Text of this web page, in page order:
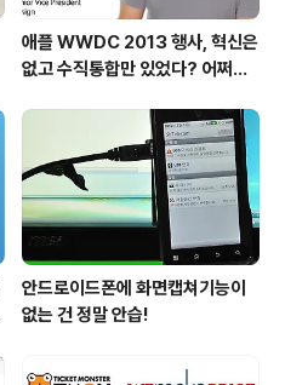
애플 WWDC 2013 행사, 혁신은
없고 수직통합만 있었다? 어쩌면
안드로이드폰에 화면캡쳐기능이
없는 건 정말 안습!